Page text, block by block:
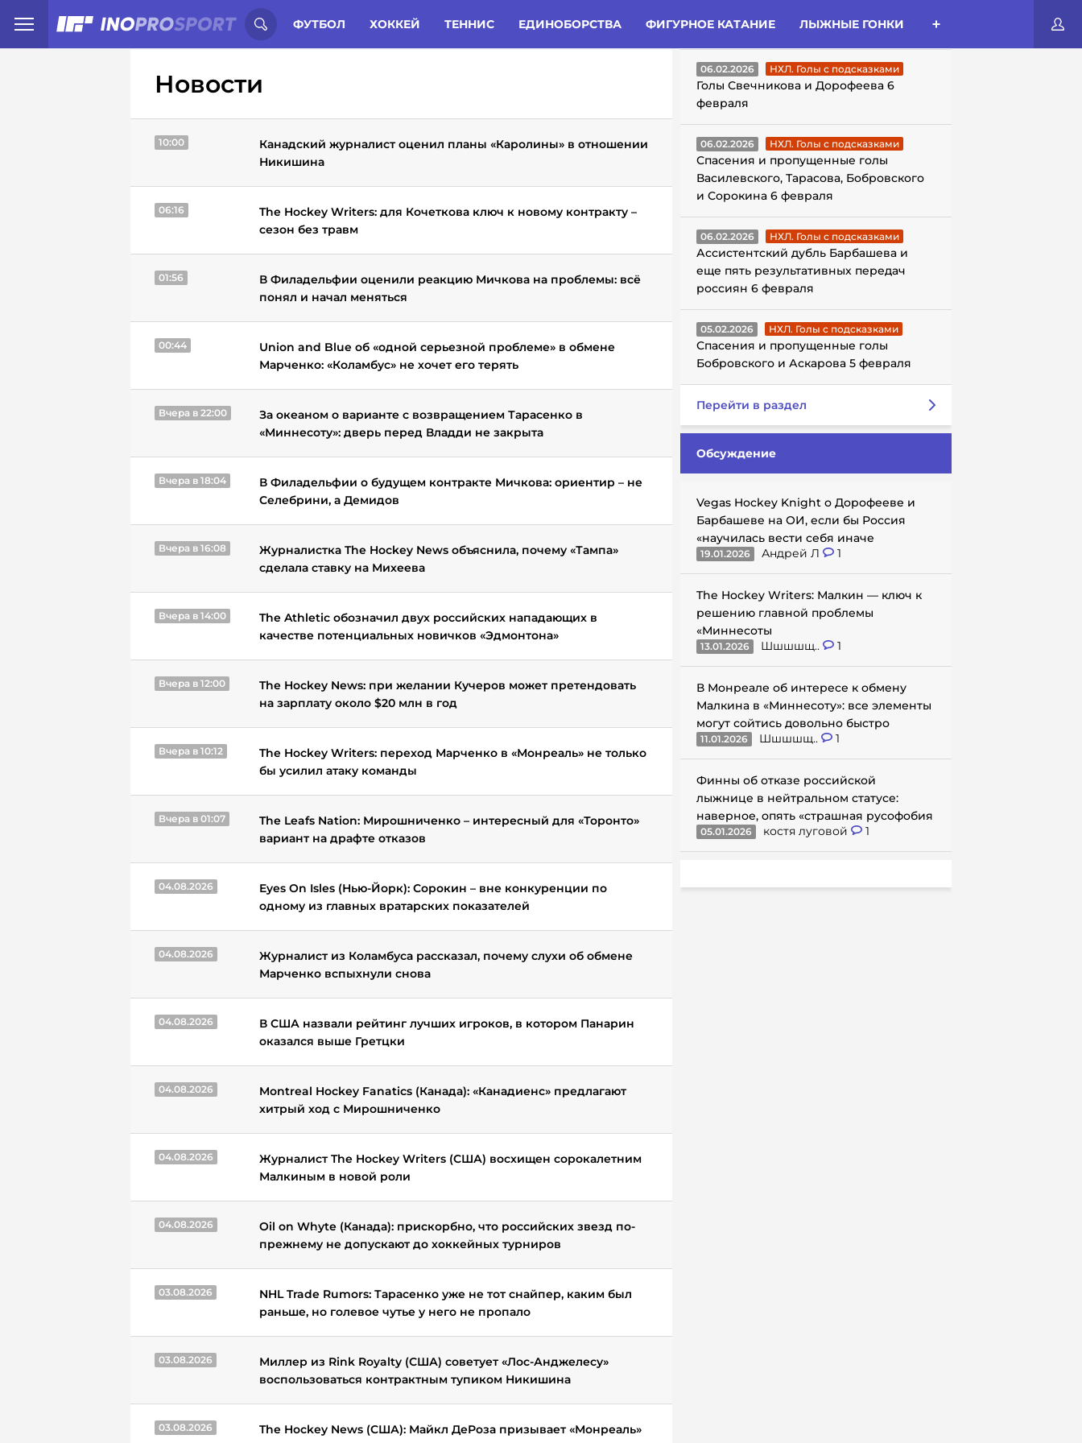
ФУТБОЛ ХОККЕЙ ТЕННИС ЕДИНОБОРСТВА ФИГУРНОЕ КАТАНИЕ ЛЫЖНЫЕ ГОНКИ
Иностранцы о спорте России: Статьи Комменты Новости
Новости
10:00
Канадский журналист оценил планы «Каролины» в отношении
Никишина
06:16
The Hockey Writers: для Кочеткова ключ к новому контракту –
сезон без травм
01:56
В Филадельфии оценили реакцию Мичкова на проблемы: всё
понял и начал меняться
00:44
Union and Blue об «одной серьезной проблеме» в обмене
Марченко: «Коламбус» не хочет его терять
Вчера в 22:00
За океаном о варианте с возвращением Тарасенко в
«Миннесоту»: дверь перед Владди не закрыта
Вчера в 18:04
В Филадельфии о будущем контракте Мичкова: ориентир – не
Селебрини, а Демидов
Вчера в 16:08
Журналистка The Hockey News объяснила, почему «Тампа»
сделала ставку на Михеева
Вчера в 14:00
The Athletic обозначил двух российских нападающих в
качестве потенциальных новичков «Эдмонтона»
Вчера в 12:00
The Hockey News: при желании Кучеров может претендовать
на зарплату около $20 млн в год
Вчера в 10:12
The Hockey Writers: переход Марченко в «Монреаль» не только
бы усилил атаку команды
Вчера в 01:07
The Leafs Nation: Мирошниченко – интересный для «Торонто»
вариант на драфте отказов
04.08.2026
Eyes On Isles (Нью-Йорк): Сорокин – вне конкуренции по
одному из главных вратарских показателей
04.08.2026
Журналист из Коламбуса рассказал, почему слухи об обмене
Марченко вспыхнули снова
04.08.2026
В США назвали рейтинг лучших игроков, в котором Панарин
оказался выше Гретцки
04.08.2026
Montreal Hockey Fanatics (Канада): «Канадиенс» предлагают
хитрый ход с Мирошниченко
04.08.2026
Журналист The Hockey Writers (США) восхищен сорокалетним
Малкиным в новой роли
04.08.2026
Oil on Whyte (Канада): прискорбно, что российских звезд по-
прежнему не допускают до хоккейных турниров
03.08.2026
NHL Trade Rumors: Тарасенко уже не тот снайпер, каким был
раньше, но голевое чутье у него не пропало
03.08.2026
Миллер из Rink Royalty (США) советует «Лос-Анджелесу»
воспользоваться контрактным тупиком Никишина
03.08.2026
The Hockey News (США): Майкл ДеРоза призывает «Монреаль»
ГОЛЫ С ПОДСКАЗКАМИ
06.02.2026 НХЛ. Голы с подсказками
Голы Свечникова и Дорофеева 6
февраля
06.02.2026 НХЛ. Голы с подсказками
Спасения и пропущенные голы
Василевского, Тарасова, Бобровского
и Сорокина 6 февраля
06.02.2026 НХЛ. Голы с подсказками
Ассистентский дубль Барбашева и
еще пять результативных передач
россиян 6 февраля
05.02.2026 НХЛ. Голы с подсказками
Спасения и пропущенные голы
Бобровского и Аскарова 5 февраля
Перейти в раздел
Обсуждение
Vegas Hockey Knight о Дорофееве и
Барбашеве на ОИ, если бы Россия
«научилась вести себя иначе
19.01.2026 Андрей Л 1
The Hockey Writers: Малкин — ключ к
решению главной проблемы
«Миннесоты
13.01.2026 Шшшшщ.. 1
В Монреале об интересе к обмену
Малкина в «Миннесоту»: все элементы
могут сойтись довольно быстро
11.01.2026 Шшшшщ.. 1
Финны об отказе российской
лыжнице в нейтральном статусе:
наверное, опять «страшная русофобия
05.01.2026 костя луговой 1